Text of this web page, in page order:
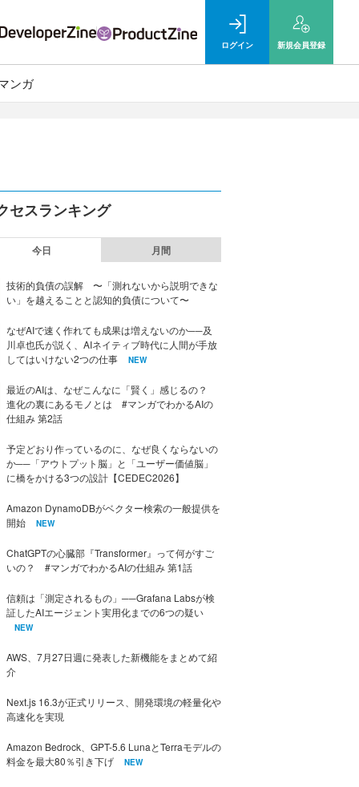
ログイン 新規会員登録
ンガ
セスランキング
今日 月間
技術的負債の誤解 〜「測れないから説明できな
い」を越えることと認知的負債について〜
なぜAIで速く作れても成果は増えないのか──及
川卓也氏が説く、AIネイティブ時代に人間が手放
してはいけない2つの仕事
NEW
最近のAIは、なぜこんなに「賢く」感じるの？
進化の裏にあるモノとは #マンガでわかるAIの
仕組み 第2話
予定どおり作っているのに、なぜ良くならないの
か──「アウトプット脳」と「ユーザー価値脳」
に橋をかける3つの設計【CEDEC2026】
Amazon DynamoDBがベクター検索の一般提供を
開始
NEW
ChatGPTの心臓部『Transformer』って何がすご
いの？ #マンガでわかるAIの仕組み 第1話
信頼は「測定されるもの」──Grafana Labsが検
証したAIエージェント実用化までの6つの疑い
NEW
AWS、7月27日週に発表した新機能をまとめて紹
介
Next.js 16.3が正式リリース、開発環境の軽量化や
高速化を実現
Amazon Bedrock、GPT-5.6 LunaとTerraモデルの
料金を最大80％引き下げ
NEW